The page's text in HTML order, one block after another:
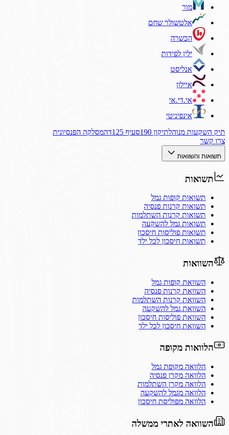
מור
אלטשולר שחם
הכשרה
ילין לפידות
אנליסט
איילון
אי.די.אי
אינפיניטי
תיק השקעות מנוהלתיקון 190 סעיף 125ד
המסלקה הפנסיונית
צרו קשר
תשואות והשוואות
תשואות
תשואות קופות גמל
תשואות קרנות פנסיה
תשואות קרנות השתלמות
תשואות גמל להשקעה
תשואות פוליסות חיסכון
תשואות חיסכון לכל ילד
השוואות
השוואת קופות גמל
השוואת קרנות פנסיה
השוואת קרנות השתלמות
השוואת גמל להשקעה
השוואת פוליסות חיסכון
השוואת חיסכון לכל ילד
הלוואות מקופה
הלוואה מקופת גמל
הלוואה מקרן פנסיה
הלוואה מקרן השתלמות
הלוואה מגמל להשקעה
הלוואה מפוליסת חיסכון
השוואה לאתרי ממשלה